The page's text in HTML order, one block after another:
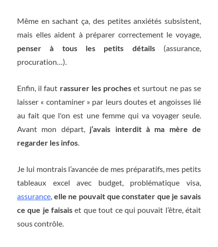
Même en sachant ça, des petites anxiétés subsistent,
mais elles aident à préparer correctement le voyage,
penser à tous les petits détails(assurance,
procuration…).
Enfin, il faut rassurer les proches et surtout ne pas se
laisser « contaminer » par leurs doutes et angoisses lié
au fait que l'on est une femme qui va voyager seule.
Avant mon départ, j’avais interdit à ma mère de
regarder les infos.
Je lui montrais l’avancée de mes préparatifs, mes petits
tableaux excel avec budget, problématique visa,
assurance, elle ne pouvait que constater que je savais
ce que je faisais et que tout ce qui pouvait l’être, était
sous contrôle.